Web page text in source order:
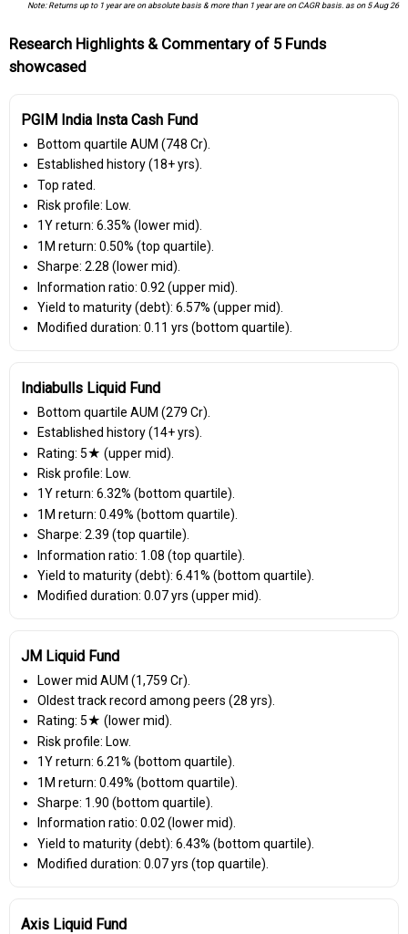
Note: Returns up to 1 year are on absolute basis & more than 1 year are on CAGR basis. as on 5 Aug 26
Research Highlights & Commentary of 5 Funds
showcased
PGIM India Insta Cash Fund
Bottom quartile AUM (₹748 Cr).
Established history (18+ yrs).
Top rated.
Risk profile: Low.
1Y return: 6.35% (lower mid).
1M return: 0.50% (top quartile).
Sharpe: 2.28 (lower mid).
Information ratio: 0.92 (upper mid).
Yield to maturity (debt): 6.57% (upper mid).
Modified duration: 0.11 yrs (bottom quartile).
Indiabulls Liquid Fund
Bottom quartile AUM (₹279 Cr).
Established history (14+ yrs).
Rating: 5★ (upper mid).
Risk profile: Low.
1Y return: 6.32% (bottom quartile).
1M return: 0.49% (bottom quartile).
Sharpe: 2.39 (top quartile).
Information ratio: 1.08 (top quartile).
Yield to maturity (debt): 6.41% (bottom quartile).
Modified duration: 0.07 yrs (upper mid).
JM Liquid Fund
Lower mid AUM (₹1,759 Cr).
Oldest track record among peers (28 yrs).
Rating: 5★ (lower mid).
Risk profile: Low.
1Y return: 6.21% (bottom quartile).
1M return: 0.49% (bottom quartile).
Sharpe: 1.90 (bottom quartile).
Information ratio: 0.02 (lower mid).
Yield to maturity (debt): 6.43% (bottom quartile).
Modified duration: 0.07 yrs (top quartile).
Axis Liquid Fund